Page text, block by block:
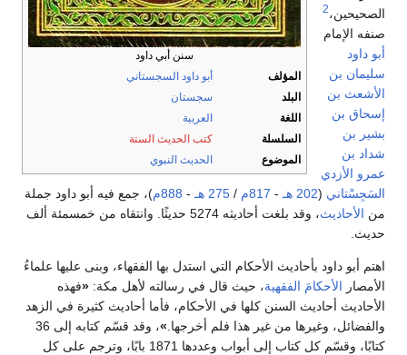
سنن أبي داود
المؤلف
أبو داود السجستاني
البلد
سجستان
اللغة
العربية
السلسلة
كتب الحديث الستة
الموضوع
الحديث النبوي
الصحيحين،2
صنفه الإمام
أبو داود
سليمان بن
الأشعث بن
إسحاق بن
بشير بن
شداد بن
عمرو الأزدي
السَجِسْتاني (202 هـ - 817م / 275 هـ - 888م )، جمع فيه أبو داود جملة
من الأحاديث
، وقد بلغت أحاديثه 5274 حديثًا. وانتقاه من خمسمئة ألف
حديث.
اهتم أبو داود بأحاديث الأحكام التي استدل بها الفقهاء، وبنى عليها علماءُ
الأمصار الأحكامَ الفقهية، حيث قال في رسالته لأهل مكة: «فهذه
الأحاديث أحاديث السنن كلها في الأحكام، فأما أحاديث كثيرة في الزهد
والفضائل، وغيرها من غير هذا فلم أخرجها. »
، وقد قسّم كتابه إلى 36
كتابًا، وقسّم كل كتاب إلى أبواب وعددها 1871 بابًا، وترجم على كل